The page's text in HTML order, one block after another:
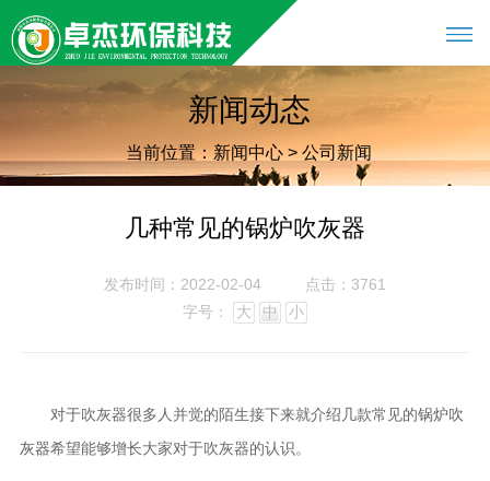
新闻动态
当前位置：新闻中心 >公司新闻
几种常见的锅炉吹灰器
发布时间：2022-02-04
点击：3761
字号：
大 中 小
对于吹灰器很多人并觉的陌生接下来就介绍几款常见的锅炉吹
灰器希望能够增长大家对于吹灰器的认识。